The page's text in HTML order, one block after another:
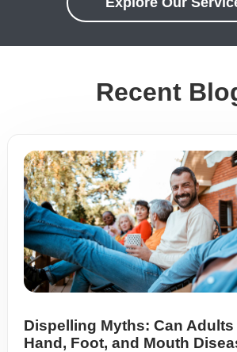
Recent
Dispelling Myths: Can Adults
Hand, Foot, and Mouth